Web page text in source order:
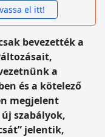
el itt!
bevezették a
a
és a kötelező
megjelent
szabályok,
jelentik,